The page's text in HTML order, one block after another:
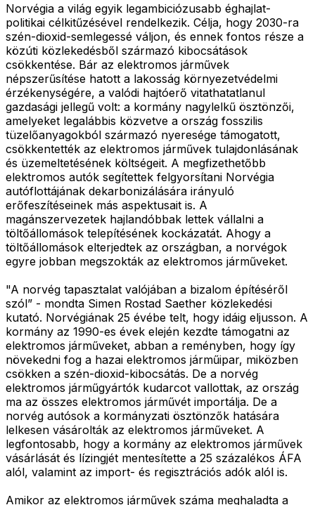
Norvégia a világ egyik legambiciózusabb éghajlat-
politikai célkitűzésével rendelkezik. Célja, hogy 2030-ra
szén-dioxid-semlegessé váljon, és ennek fontos része a
közúti közlekedésből származó kibocsátások
csökkentése. Bár az elektromos járművek
népszerűsítése hatott a lakosság környezetvédelmi
érzékenységére, a valódi hajtóerő vitathatatlanul
gazdasági jellegű volt: a kormány nagylelkű ösztönzői,
amelyeket legalábbis közvetve a ország fosszilis
tüzelőanyagokból származó nyeresége támogatott,
csökkentették az elektromos járművek tulajdonlásának
és üzemeltetésének költségeit. A megfizethetőbb
elektromos autók segítettek felgyorsítani Norvégia
autóflottájának dekarbonizálására irányuló
erőfeszítéseinek más aspektusait is. A
magánszervezetek hajlandóbbak lettek vállalni a
töltőállomások telepítésének kockázatát. Ahogy a
töltőállomások elterjedtek az országban, a norvégok
egyre jobban megszokták az elektromos járműveket.
"A norvég tapasztalat valójában a bizalom építéséről
szól” - mondta Simen Rostad Saether közlekedési
kutató. Norvégiának 25 évébe telt, hogy idáig eljusson. A
kormány az 1990-es évek elején kezdte támogatni az
elektromos járműveket, abban a reményben, hogy így
növekedni fog a hazai elektromos járműipar, miközben
csökken a szén-dioxid-kibocsátás. De a norvég
elektromos járműgyártók kudarcot vallottak, az ország
ma az összes elektromos járművét importálja. De a
norvég autósok a kormányzati ösztönzők hatására
lelkesen vásárolták az elektromos járműveket. A
legfontosabb, hogy a kormány az elektromos járművek
vásárlását és lízingjét mentesítette a 25 százalékos ÁFA
alól, valamint az import- és regisztrációs adók alól is.
Amikor az elektromos járművek száma meghaladta a